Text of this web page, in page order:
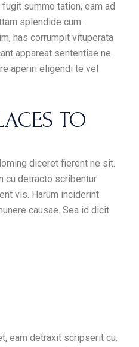
summo tation, eam ad
splendide cum.
has corrumpit vituperata
appareat sententiae ne.
aperiri eligendi te vel
TO
diceret fierent ne sit.
cu detracto scribentur
vis. Harum inciderint
causae. Sea id dicit
eam detraxit scripserit cu.